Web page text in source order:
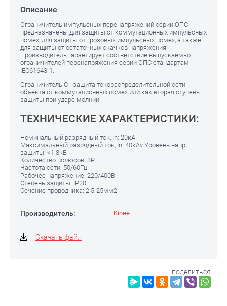
Описание
Ограничитель импульсных перенапряжений серии ОПС
предназначены для защиты от коммутационных импульсных
помех, для защиты от грозовых импульсных помех, а также
для защиты от остаточных скачков напряжения.
Производитель гарантирует соответствие выпускаемых
ограничителей перенапряжения серии ОПС стандартам
IEC61643-1.
Ограничитель С - защита токораспределительной сети
объекта от коммутационных помех или как вторая ступень
защиты при ударе молнии.
ТЕХНИЧЕСКИЕ ХАРАКТЕРИСТИКИ:
Номинальный разрядный ток, In: 20кА
Максимальный разрядный ток, In: 40кАv Уровень напр.
защиты: <1.8кВ
Количество полюсов: 3Р
Частота сети: 50/60Гц
Рабочее напряжение: 220/400В
Степень защиты: IP20
Сечение проводника: 2.5-25мм2
Производитель: Kinee
Скачать файл
поделиться